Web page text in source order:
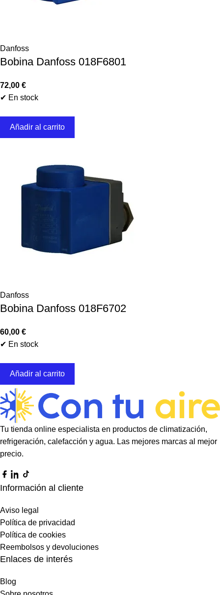
Danfoss
Bobina Danfoss 018F6801
72,00 €
✔ En stock
Añadir al carrito
Danfoss
Bobina Danfoss 018F6702
60,00 €
✔ En stock
Añadir al carrito
Tu tienda online especialista en productos de climatización,
refrigeración, calefacción y agua. Las mejores marcas al mejor
precio.
Información al cliente
Aviso legal
Política de privacidad
Política de cookies
Reembolsos y devoluciones
Enlaces de interés
Blog